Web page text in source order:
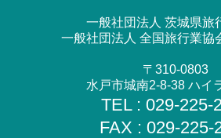
一般社団法人 茨城県旅
一般社団法人 全国旅行業協
〒310-0803
水戸市城南2-8-38 ハイ
TEL : 029-225-
FAX : 029-225-